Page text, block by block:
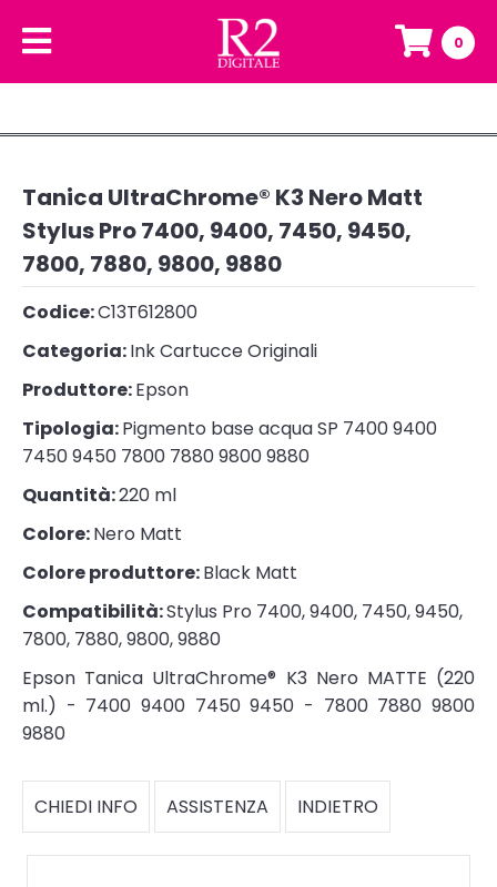
0
Tanica UltraChrome® K3 Nero Matt
Stylus Pro 7400, 9400, 7450, 9450,
7800, 7880, 9800, 9880
Codice:C13T612800
Categoria:Ink Cartucce Originali
Produttore:Epson
Tipologia:Pigmento base acqua SP 7400 9400
7450 9450 7800 7880 9800 9880
Quantità:220 ml
Colore:Nero Matt
Colore produttore:Black Matt
Compatibilità:Stylus Pro 7400, 9400, 7450, 9450,
7800, 7880, 9800, 9880
Epson Tanica UltraChrome® K3 Nero MATTE (220
ml.) - 7400 9400 7450 9450 - 7800 7880 9800
9880
CHIEDI INFO ASSISTENZA INDIETRO